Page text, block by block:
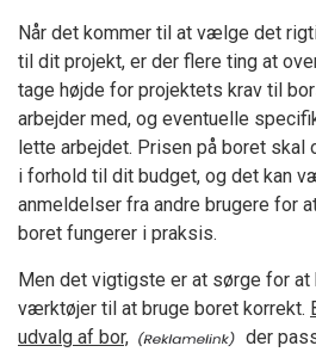
Når det kommer til at vælge det
til dit projekt, er der flere ting at
tage højde for projektets krav til
arbejder med, og eventuelle
lette arbejdet. Prisen på boret skal
i forhold til dit budget, og det kan
anmeldelser fra andre brugere for
boret fungerer i praksis.
Men det vigtigste er at sørge for at
værktøjer til at bruge boret korrekt.
udvalg af bor,
der